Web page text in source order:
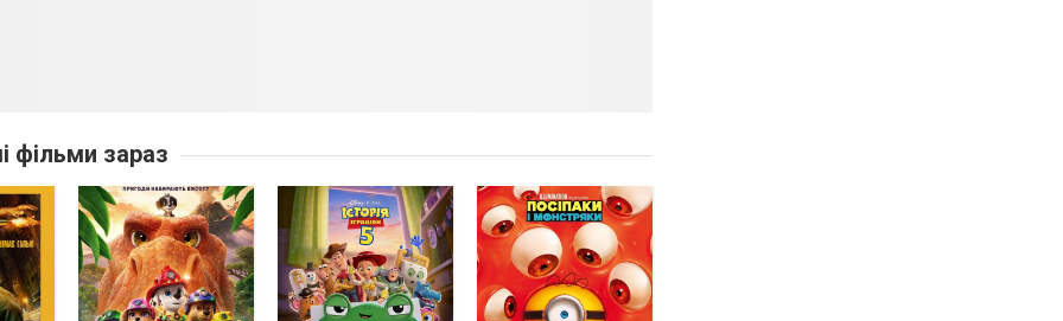
фільми зараз